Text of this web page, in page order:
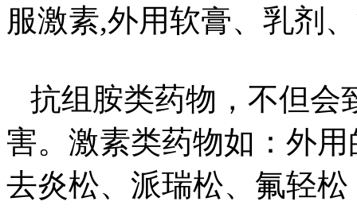
服激素,外用软膏、乳剂
抗组胺类药物，不但会
害。激素类药物如：外
去炎松、派瑞松、氟轻